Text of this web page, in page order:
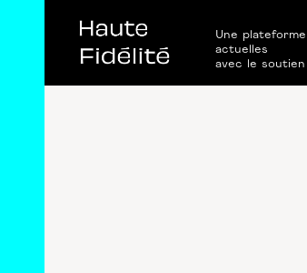
Une
actuelles
avec le soutien